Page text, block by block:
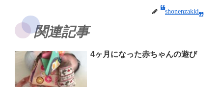
shonenzakki
関連記事
4ヶ月になった赤ちゃんの遊び